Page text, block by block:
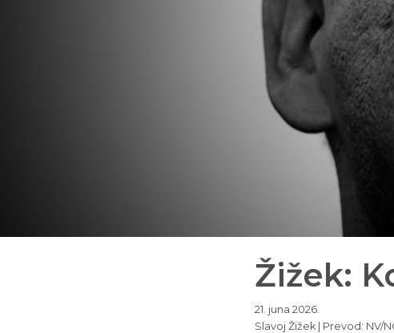
Žižek:
21. juna 2026.
Slavoj Žižek | Prevod: NV/